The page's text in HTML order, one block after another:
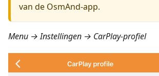
van de OsmAnd-app.
Menu → Instellingen → CarPlay-profiel